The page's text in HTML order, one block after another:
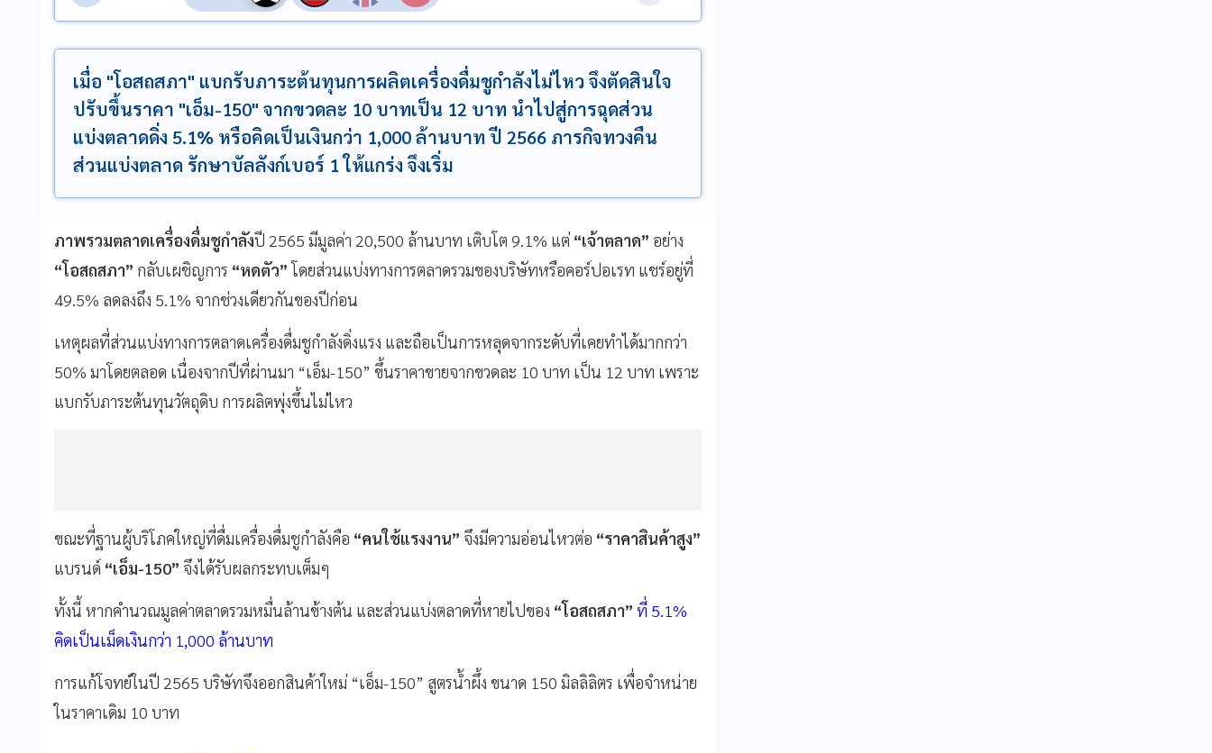
เมื่อ "โอสถสภา" แบกรับภาระต้นทุนการผลิตเครื่องดื่มชูกำลังไม่ไหว จึงตัดสินใจ
ปรับขึ้นราคา "เอ็ม-150" จากขวดละ 10 บาทเป็น 12 บาท นำไปสู่การฉุดส่วน
แบ่งตลาดดิ่ง 5.1% หรือคิดเป็นเงินกว่า 1,000 ล้านบาท ปี 2566 ภารกิจทวงคืน
ส่วนแบ่งตลาด รักษาบัลลังก์เบอร์ 1 ให้แกร่ง จึงเริ่ม
ภาพรวมตลาดเครื่องดื่มชูกำลังปี 2565 มีมูลค่า 20,500 ล้านบาท เติบโต 9.1% แต่ “เจ้าตลาด” อย่าง
“โอสถสภา” กลับเผชิญการ “หดตัว”โดยส่วนแบ่งทางการตลาดรวมของบริษัทหรือคอร์ปอเรท แชร์อยู่ที่
49.5% ลดลงถึง 5.1% จากช่วงเดียวกันของปีก่อน
เหตุผลที่ส่วนแบ่งทางการตลาดเครื่องดื่มชูกำลังดิ่งแรง และถือเป็นการหลุดจากระดับที่เคยทำได้มากกว่า
50% มาโดยตลอด เนื่องจากปีที่ผ่านมา “เอ็ม-150” ขึ้นราคาขายจากขวดละ 10 บาท เป็น 12 บาท เพราะ
แบกรับภาระต้นทุนวัตถุดิบ การผลิตพุ่งขึ้นไม่ไหว
ขณะที่ฐานผู้บริโภคใหญ่ที่ดื่มเครื่องดื่มชูกำลังคือ “คนใช้แรงงาน” จึงมีความอ่อนไหวต่อ “ราคาสินค้าสูง”
แบรนด์ “เอ็ม-150” จึงได้รับผลกระทบเต็มๆ
ทั้งนี้ หากคำนวณมูลค่าตลาดรวมหมื่นล้านข้างต้น และส่วนแบ่งตลาดที่หายไปของ “โอสถสภา” ที่ 5.1%
คิดเป็นเม็ดเงินกว่า 1,000 ล้านบาท
การแก้โจทย์ในปี 2565 บริษัทจึงออกสินค้าใหม่ “เอ็ม-150” สูตรน้ำผึ้ง ขนาด 150 มิลลิลิตร เพื่อจำหน่าย
ในราคาเดิม 10 บาท